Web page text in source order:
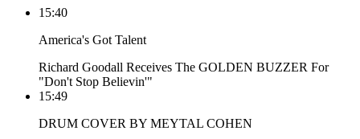
15:40
America's Got Talent
Richard Goodall Receives The GOLDEN BUZZER For
"Don't Stop Believin'"
15:49
DRUM COVER BY MEYTAL COHEN